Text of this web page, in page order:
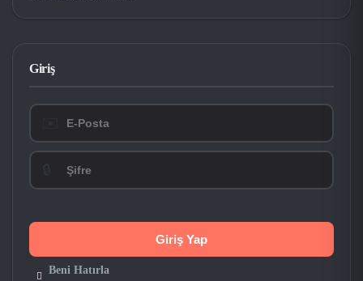
Giriş
Beni Hatırla